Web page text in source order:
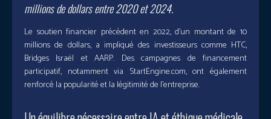
millions de dollars entre 2020 et 2024.
Le soutien financier précédent en 2022, d’un montant de 10
millions de dollars, a impliqué des investisseurs comme HTC,
Bridges Israël et AARP. Des campagnes de financement
participatif, notamment via StartEngine.com, ont également
renforcé la popularité et la légitimité de l’entreprise.